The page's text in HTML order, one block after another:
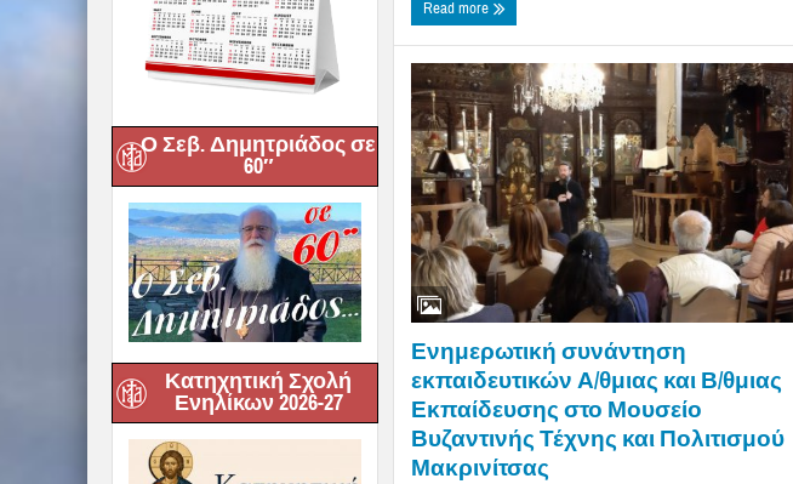
Ο Σεβ. Δημητριάδος σε
60″
Κατηχητική Σχολή
Ενηλίκων 2026-27
Read more
Ενημερωτική συνάντηση
εκπαιδευτικών Α/θμιας και Β/θμιας
Εκπαίδευσης στο Μουσείο
Βυζαντινής Τέχνης και Πολιτισμού
Μακρινίτσας